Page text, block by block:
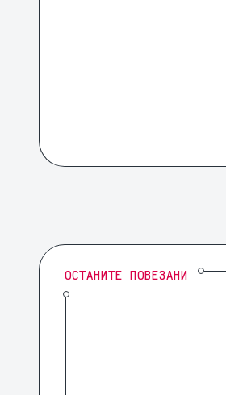
ОСТАНИТЕ ПОВЕЗАНИ